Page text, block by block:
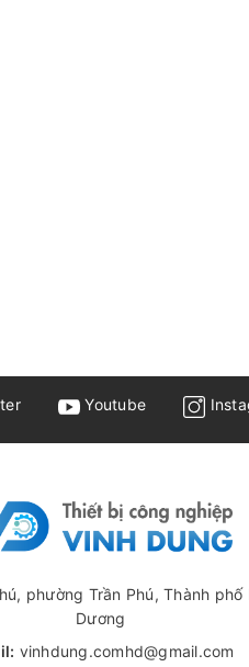
Youtube
phường Trần Phú, Thành phố
Dương
vinhdung.comhd@gmail.com